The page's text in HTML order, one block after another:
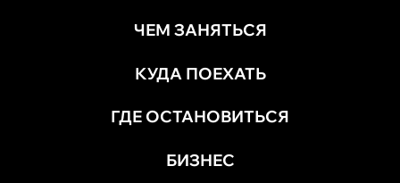
ЧЕМ ЗАНЯТЬСЯ
КУДА ПОЕХАТЬ
ГДЕ ОСТАНОВИТЬСЯ
БИЗНЕС